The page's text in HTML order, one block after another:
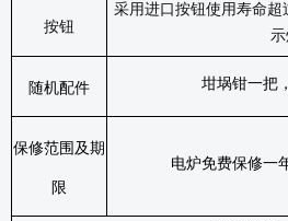
按钮
采用进口按钮使用寿命超
示
随机配件 坩埚钳一把
保修范围及期
限
电炉免费保修一